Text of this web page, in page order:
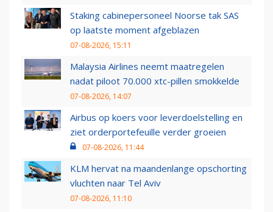
Staking cabinepersoneel Noorse tak SAS
op laatste moment afgeblazen
07-08-2026, 15:11
Malaysia Airlines neemt maatregelen
nadat piloot 70.000 xtc-pillen smokkelde
07-08-2026, 14:07
Airbus op koers voor leverdoelstelling en
ziet orderportefeuille verder groeien
07-08-2026, 11:44
KLM hervat na maandenlange opschorting
vluchten naar Tel Aviv
07-08-2026, 11:10